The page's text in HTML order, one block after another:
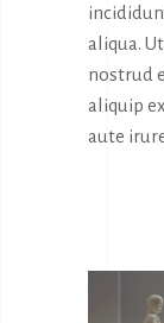
aliqua.
nostrud
aliquip
aute